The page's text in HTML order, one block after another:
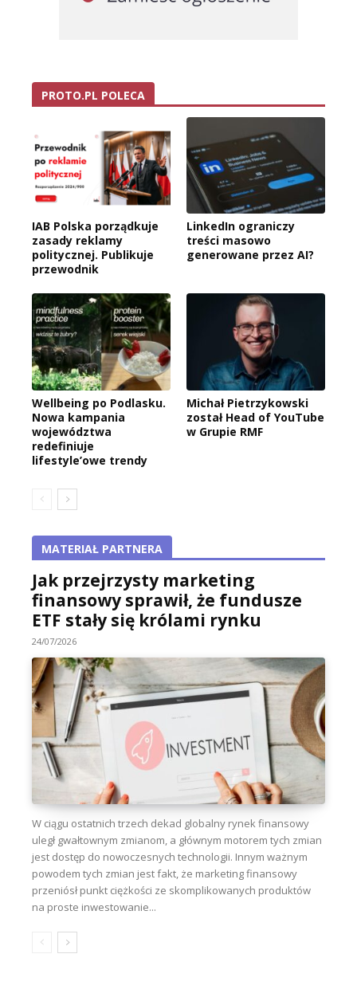
PROTO.PL POLECA
IAB Polska porządkuje
zasady reklamy
politycznej. Publikuje
przewodnik
LinkedIn ograniczy
treści masowo
generowane przez AI?
Wellbeing po Podlasku.
Nowa kampania
województwa
redefiniuje
lifestyle’owe trendy
Michał Pietrzykowski
został Head of YouTube
w Grupie RMF
MATERIAŁ PARTNERA
Jak przejrzysty marketing
finansowy sprawił, że fundusze
ETF stały się królami rynku
24/07/2026
W ciągu ostatnich trzech dekad globalny rynek finansowy
uległ gwałtownym zmianom, a głównym motorem tych zmian
jest dostęp do nowoczesnych technologii. Innym ważnym
powodem tych zmian jest fakt, że marketing finansowy
przeniósł punkt ciężkości ze skomplikowanych produktów
na proste inwestowanie...